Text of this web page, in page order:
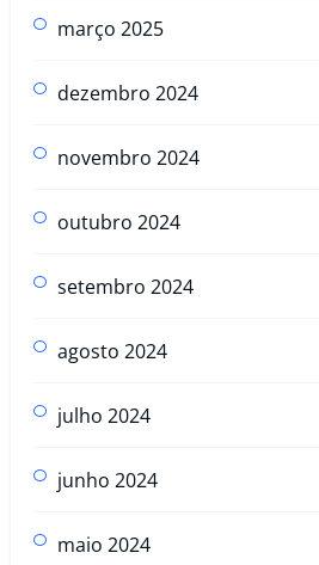
março 2025
dezembro 2024
novembro 2024
outubro 2024
setembro 2024
agosto 2024
julho 2024
junho 2024
maio 2024